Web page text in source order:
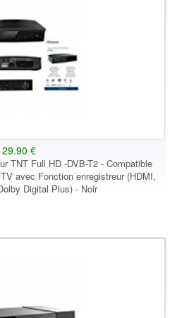
29.90 €
TNT Full HD -DVB-T2 - Compatible
avec Fonction enregistreur (HDMI,
Digital Plus) - Noir